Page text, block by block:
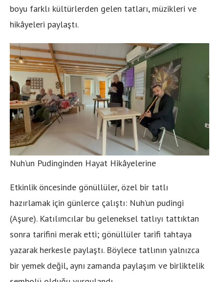
boyu farklı kültürlerden gelen tatları, müzikleri ve
hikâyeleri paylaştı.
Nuh’un Pudinginden Hayat Hikâyelerine
Etkinlik öncesinde gönüllüler, özel bir tatlı
hazırlamak için günlerce çalıştı: Nuh’un pudingi
(Aşure). Katılımcılar bu geleneksel tatlıyı tattıktan
sonra tarifini merak etti; gönüllüler tarifi tahtaya
yazarak herkesle paylaştı. Böylece tatlının yalnızca
bir yemek değil, aynı zamanda paylaşım ve birliktelik